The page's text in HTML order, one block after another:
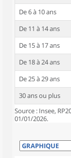
De 6 à 10 ans
De 11 à 14 ans
De 15 à 17 ans
De 18 à 24 ans
De 25 à 29 ans
30 ans ou plus
Source : Insee,
01/01/2026.